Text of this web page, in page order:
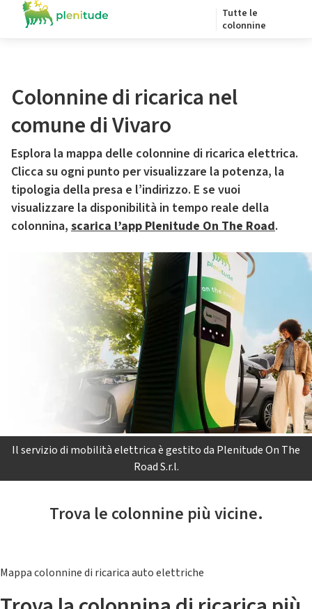
Tutte le
colonnine
Colonnine di ricarica nel
comune di Vivaro
Esplora la mappa delle colonnine di ricarica elettrica.
Clicca su ogni punto per visualizzare la potenza, la
tipologia della presa e l’indirizzo. E se vuoi
visualizzare la disponibilità in tempo reale della
colonnina, scarica l’app Plenitude On The Road.
Il servizio di mobilità elettrica è gestito da Plenitude On The
Road S.r.l.
Trova le colonnine più vicine.
Mappa colonnine di ricarica auto elettriche